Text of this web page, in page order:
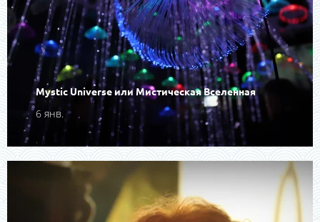
Mystic Universe или Мистическая Вселенная
6 янв.